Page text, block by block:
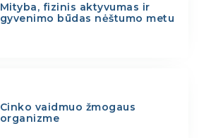
Mityba, fizinis aktyvumas ir
gyvenimo būdas nėštumo metu
Cinko vaidmuo žmogaus
organizme